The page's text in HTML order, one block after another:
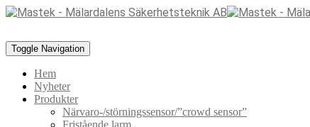
Toggle Navigation
Hem
Nyheter
Produkter
Närvaro-/störningssensor/”crowd sensor”
Fristående larm